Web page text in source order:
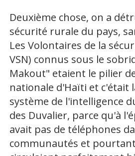
Deuxième chose, on a
sécurité rurale du pays,
Les Volontaires de la
VSN) connus sous le
Makout" etaient le pilier
nationale d'Haïti et c'était
système de l'intelligence
des Duvalier, parce qu'à
avait pas de téléphones
communautés et